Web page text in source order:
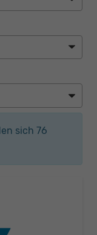
sich 76